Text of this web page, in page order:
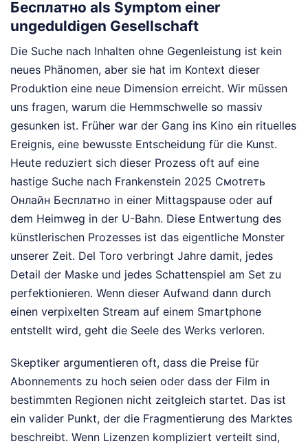
Бесплатно als Symptom einer
ungeduldigen Gesellschaft
Die Suche nach Inhalten ohne Gegenleistung ist kein
neues Phänomen, aber sie hat im Kontext dieser
Produktion eine neue Dimension erreicht. Wir müssen
uns fragen, warum die Hemmschwelle so massiv
gesunken ist. Früher war der Gang ins Kino ein rituelles
Ereignis, eine bewusste Entscheidung für die Kunst.
Heute reduziert sich dieser Prozess oft auf eine
hastige Suche nach Frankenstein 2025 Смоtreть
Онлайн Бесплатно in einer Mittagspause oder auf
dem Heimweg in der U-Bahn. Diese Entwertung des
künstlerischen Prozesses ist das eigentliche Monster
unserer Zeit. Del Toro verbringt Jahre damit, jedes
Detail der Maske und jedes Schattenspiel am Set zu
perfektionieren. Wenn dieser Aufwand dann durch
einen verpixelten Stream auf einem Smartphone
entstellt wird, geht die Seele des Werks verloren.
Skeptiker argumentieren oft, dass die Preise für
Abonnements zu hoch seien oder dass der Film in
bestimmten Regionen nicht zeitgleich startet. Das ist
ein valider Punkt, der die Fragmentierung des Marktes
beschreibt. Wenn Lizenzen kompliziert verteilt sind,